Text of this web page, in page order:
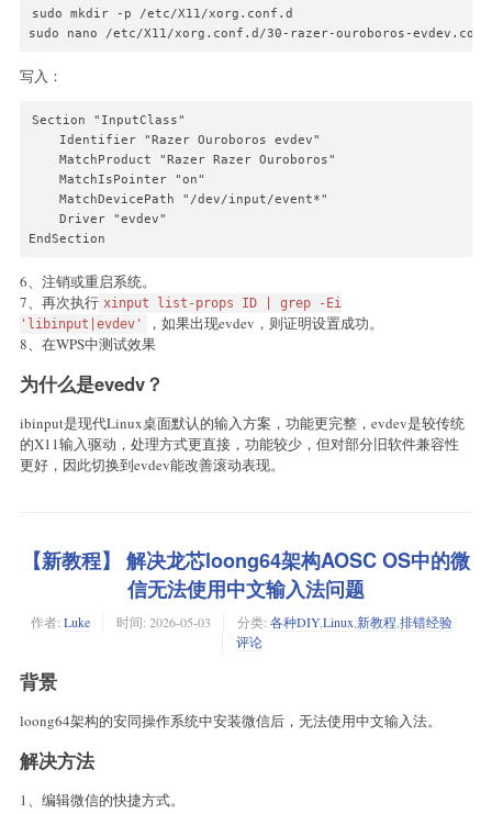
sudo mkdir -p /etc/X11/xorg.conf.d
sudo nano /etc/X11/xorg.conf.d/30-razer-ouroboros-evdev.conf
写入：
Section "InputClass"
    Identifier "Razer Ouroboros evdev"
    MatchProduct "Razer Razer Ouroboros"
    MatchIsPointer "on"
    MatchDevicePath "/dev/input/event*"
    Driver "evdev"
EndSection
6、注销或重启系统。
7、再次执行 xinput list-props ID | grep -Ei
'libinput|evdev'
，如果出现evdev，则证明设置成功。
8、在WPS中测试效果
为什么是evedv？
ibinput是现代Linux桌面默认的输入方案，功能更完整，evdev是较传统
的X11输入驱动，处理方式更直接，功能较少，但对部分旧软件兼容性
更好，因此切换到evdev能改善滚动表现。
【新教程】 解决龙芯loong64架构AOSC OS中的微
信无法使用中文输入法问题
作者: Luke 时间: 2026-05-03 分类: 各种DIY,Linux 新教程 排错经验
评论
背景
loong64架构的安同操作系统中安装微信后，无法使用中文输入法。
解决方法
1、编辑微信的快捷方式。